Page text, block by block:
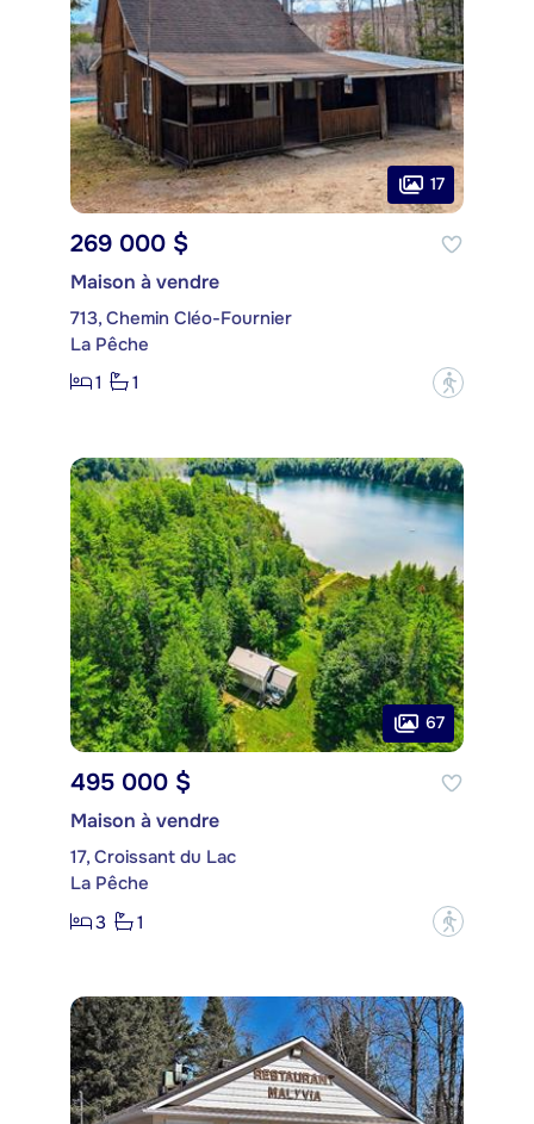
17
269 000 $
Maison à vendre
713, Chemin Cléo-Fournier
La Pêche
1
1 ?
67
495 000 $
Maison à vendre
17, Croissant du Lac
La Pêche
3
1 ?